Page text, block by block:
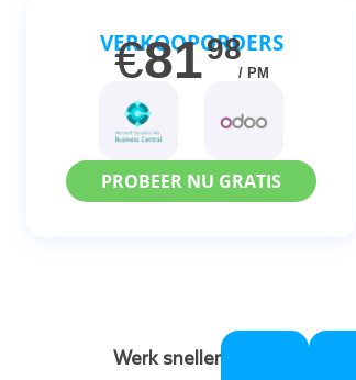
VERKOOPORDERS
€8198
/ PM
PROBEER NU GRATIS
Werk sneller